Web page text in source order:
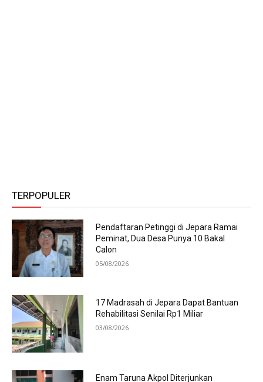
TERPOPULER
Pendaftaran Petinggi di Jepara Ramai
Peminat, Dua Desa Punya 10 Bakal
Calon
05/08/2026
17 Madrasah di Jepara Dapat Bantuan
Rehabilitasi Senilai Rp1 Miliar
03/08/2026
Enam Taruna Akpol Diterjunkan